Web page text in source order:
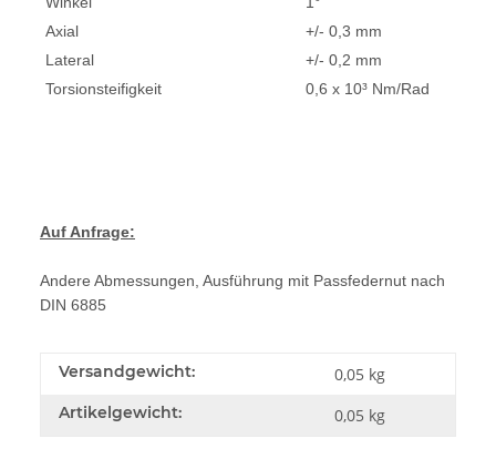
Axial
+/- 0,3 mm
Lateral
+/- 0,2 mm
Torsionsteifigkeit
0,6 x 10³ Nm/Rad
Auf Anfrage:
Andere Abmessungen, Ausführung mit Passfedernut nach
DIN 6885
Versandgewicht: 0,05 kg
Artikelgewicht: 0,05 kg